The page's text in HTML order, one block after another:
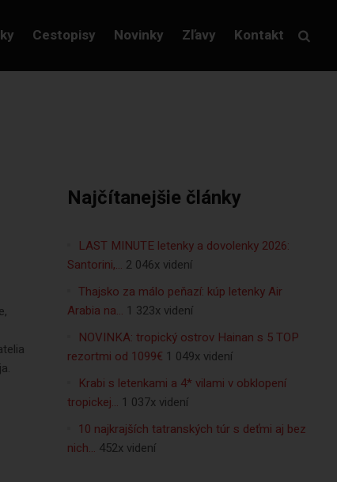
Cestopisy Novinky Zľavy Kontakt
Najčítanejšie články
LAST MINUTE letenky a dovolenky 2026:
Santorini,… 2 046x videní
Thajsko za málo peňazí: kúp letenky Air
Arabia na… 1 323x videní
NOVINKA: tropický ostrov Hainan s 5 TOP
rezortmi od 1099€ 1 049x videní
Krabi s letenkami a 4* vilami v obklopení
tropickej… 1 037x videní
10 najkrajších tatranských túr s deťmi aj bez
nich… 452x videní